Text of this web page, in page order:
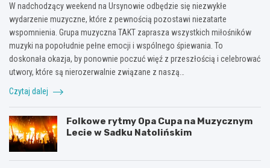
W nadchodzący weekend na Ursynowie odbędzie się niezwykłe
wydarzenie muzyczne, które z pewnością pozostawi niezatarte
wspomnienia. Grupa muzyczna TAKT zaprasza wszystkich miłośników
muzyki na popołudnie pełne emocji i wspólnego śpiewania. To
doskonała okazja, by ponownie poczuć więź z przeszłością i celebrować
utwory, które są nierozerwalnie związane z naszą…
Czytaj dalej
Folkowe rytmy Opa Cupa na Muzycznym
Lecie w Sadku Natolińskim